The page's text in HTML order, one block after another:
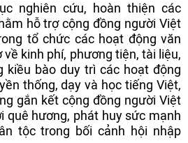
nghiên cứu, hoàn thiện các
hỗ trợ cộng đồng người Việt
tổ chức các hoạt động văn
kinh phí, phương tiện, tài liệu,
kiều bào duy trì các hoạt động
thống, dạy và học tiếng Việt,
gắn kết cộng đồng người Việt
quê hương, phát huy sức mạnh
tộc trong bối cảnh hội nhập